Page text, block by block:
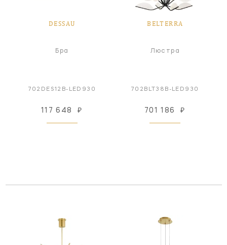
DESSAU
Бра
702DES12B-LED930
117 648 ₽
BELTERRA
Люстра
702BLT38B-LED930
701 186 ₽